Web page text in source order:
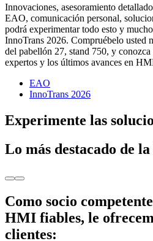
Innovaciones, asesoramiento
EAO, comunicación personal,
podrá experimentar todo esto y
InnoTrans 2026. Compruébelo usted
del pabellón 27, stand 750, y conozca
expertos y los últimos avances en
EAO
InnoTrans 2026
Experimente las
Lo más destacado de
Como socio
HMI fiables, le
clientes: